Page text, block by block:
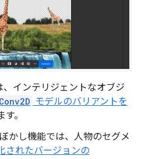
インテリジェントなオブジ
Conv2D モデルのバリアントを
す。
かし機能では、人物のセグメ
されたバージョンの